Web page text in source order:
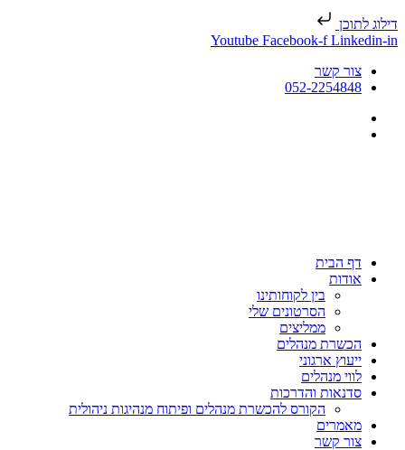
דילוג לתוכן
Youtube Facebook-f Linkedin-in
צור קשר
052-2254848
דף הבית
אודות
בין לקוחותינו
הסרטונים שלי
ממליצים
הכשרת מנהלים
ייעוץ ארגוני
לווי מנהלים
סדנאות והדרכות
הקורס להכשרת מנהלים ופיתוח מנהיגות ניהולית
מאמרים
צור קשר